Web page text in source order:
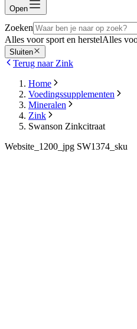
Open
Zoeken
Alles voor sport en herstelAlles
Sluiten
Terug naar Zink
Home
Voedingssupplementen
Mineralen
Zink
Swanson Zinkcitraat
Website_1200_jpg SW1374_sku